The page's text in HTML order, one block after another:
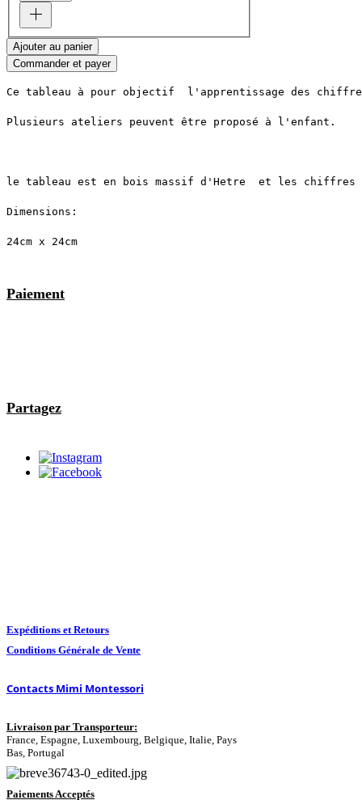
Ajouter au panier
Commander et payer
Ce tableau à pour objectif  l'apprentissage des
Plusieurs ateliers peuvent être proposé à l'enfant.
le tableau est en bois massif d'Hetre  et les chiffres
Dimensions:
24cm x 24cm
Paiement
Partagez
Expéditions et Retours
Conditions Générale de Vente
Contacts Mimi Montessori
Livraison par Transporteur:
France, Espagne, Luxembourg, Belgique, Italie, Pays
Bas, Portugal
Paiements Acceptés